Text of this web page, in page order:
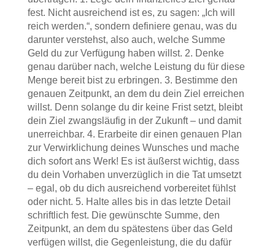
fest. Nicht ausreichend ist es, zu sagen: „Ich will
reich werden.“, sondern definiere genau, was du
darunter verstehst, also auch, welche Summe
Geld du zur Verfügung haben willst. 2. Denke
genau darüber nach, welche Leistung du für diese
Menge bereit bist zu erbringen. 3. Bestimme den
genauen Zeitpunkt, an dem du dein Ziel erreichen
willst. Denn solange du dir keine Frist setzt, bleibt
dein Ziel zwangsläufig in der Zukunft – und damit
unerreichbar. 4. Erarbeite dir einen genauen Plan
zur Verwirklichung deines Wunsches und mache
dich sofort ans Werk! Es ist äußerst wichtig, dass
du dein Vorhaben unverzüglich in die Tat umsetzt
– egal, ob du dich ausreichend vorbereitet fühlst
oder nicht. 5. Halte alles bis in das letzte Detail
schriftlich fest. Die gewünschte Summe, den
Zeitpunkt, an dem du spätestens über das Geld
verfügen willst, die Gegenleistung, die du dafür